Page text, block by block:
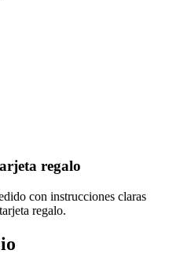
regalo
con instrucciones claras
regalo.